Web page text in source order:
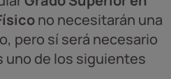
no necesitarán una
pero sí será necesario
uno de los siguientes